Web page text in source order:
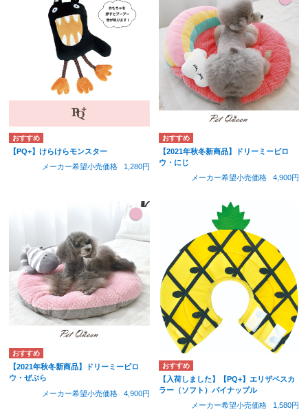
【PQ+】けらけらモンスター
メーカー希望小売価格
1,280円
【2021年秋冬新商品】ドリーミーピロ
ウ・にじ
メーカー希望小売価格
4,900円
【2021年秋冬新商品】ドリーミーピロ
ウ・ぜぶら
メーカー希望小売価格
4,900円
【入荷しました】【PQ+】エリザベスカ
ラー（ソフト）パイナップル
メーカー希望小売価格
1,580円